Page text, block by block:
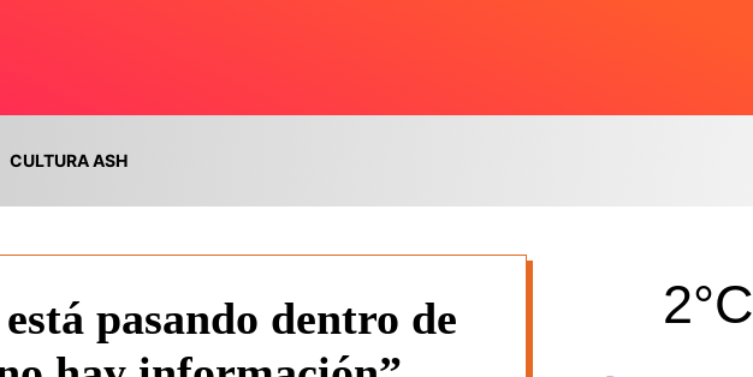
CULTURA ASH
pasando dentro de
2°C